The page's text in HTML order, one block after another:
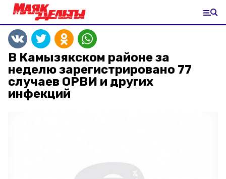
В Камызякском районе за
неделю зарегистрировано 77
случаев ОРВИ и других
инфекций